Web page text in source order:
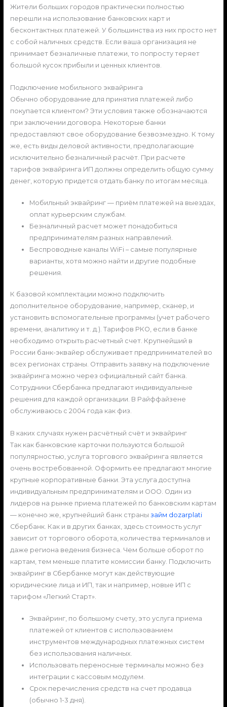
Жители больших городов практически полностью
перешли на использование банковских карт и
бесконтактных платежей. У большинства из них просто нет
с собой наличных средств. Если ваша организация не
принимает безналичные платежи, то попросту теряет
большой кусок прибыли и ценных клиентов.
Подключение мобильного эквайринга
Обычно оборудование для принятия платежей либо
покупается клиентом? Эти условия также обозначаются
при заключении договора. Некоторые банки
предоставляют свое оборудование безвозмездно. К тому
же, есть виды деловой активности, предполагающие
исключительно безналичный расчёт. При расчете
тарифов эквайринга ИП должны определить общую сумму
денег, которую придется отдать банку по итогам месяца.
Мобильный эквайринг — приём платежей на выездах,
оплат курьерским службам.
Безналичный расчет может понадобиться
предпринимателям разных направлений.
Беспроводные каналы WiFi – самые популярные
варианты, хотя можно найти и другие подобные
решения.
К базовой комплектации можно подключить
дополнительное оборудование, например, сканер, и
установить вспомогательные программы (учет рабочего
времени, аналитику и т. д.). Тарифов РКО, если в банке
необходимо открыть расчетный счет. Крупнейший в
России банк-эквайер обслуживает предпринимателей во
всех регионах страны. Отправить заявку на подключение
эквайринга можно через официальный сайт банка.
Сотрудники Сбербанка предлагают индивидуальные
решения для каждой организации. В Райффайзене
обслуживаюсь с 2004 года как физ.
В каких случаях нужен расчётный счёт и эквайринг
Так как банковские карточки пользуются большой
популярностью, услуга торгового эквайринга является
очень востребованной. Оформить ее предлагают многие
крупные корпоративные банки. Эта услуга доступна
индивидуальным предпринимателям и ООО. Один из
лидеров на рынке приема платежей по банковским картам
— конечно же, крупнейший банк страны займ dozarplati
Сбербанк. Как и в других банках, здесь стоимость услуг
зависит от торгового оборота, количества терминалов и
даже региона ведения бизнеса. Чем больше оборот по
картам, тем меньше платите комиссии банку. Подключить
эквайринг в Сбербанке могут как действующие
юридические лица и ИП, так и например, новые ИП с
тарифом «Легкий Старт».
Эквайринг, по большому счету, это услуга приема
платежей от клиентов с использованием
инструментов международных платежных систем
без использования наличных.
Использовать переносные терминалы можно без
интеграции с кассовым модулем.
Срок перечисления средств на счет продавца
(обычно 1-3 дня).